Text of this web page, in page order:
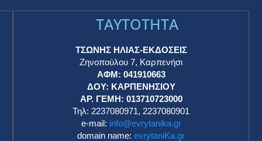
TAYTOTHTA
ΤΣΩΝΗΣ ΗΛΙΑΣ-ΕΚΔΟΣΕΙΣ
Ζηνοπούλου 7, Καρπενήσι
ΑΦΜ: 041910663
ΔΟΥ: ΚΑΡΠΕΝΗΣΙΟΥ
ΑΡ. ΓΕΜΗ: 013710723000
Τηλ: 2237080971, 2237080901
e-mail: info@evrytanika.gr
domain name: evrytaniKa.gr